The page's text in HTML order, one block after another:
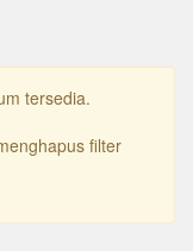
tersedia.
filter